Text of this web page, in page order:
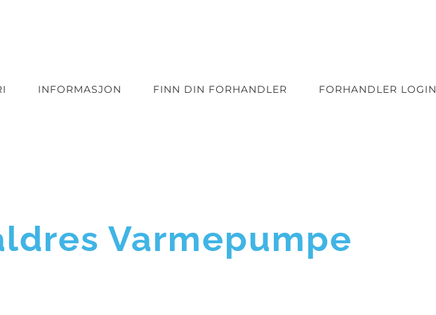
INFORMASJON FINN DIN FORHANDLER FORHANDLER LOGIN
Varmepumpe